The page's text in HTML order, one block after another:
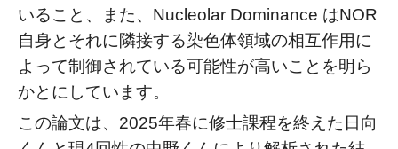
いること、また、Nucleolar Dominance はNOR
自身とそれに隣接する染色体領域の相互作用に
よって制御されている可能性が高いことを明ら
かとにしています。
この論文は、2025年春に修士課程を終えた日向